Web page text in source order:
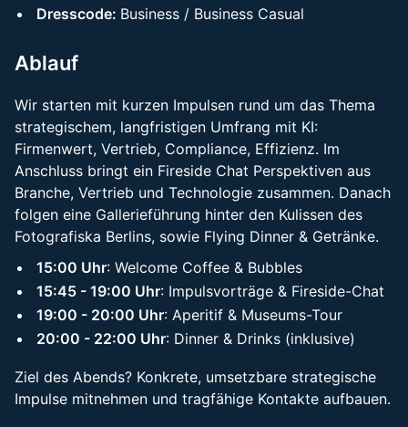
Dresscode: Business / Business Casual
Ablauf
Wir starten mit kurzen Impulsen rund um das Thema
strategischem, langfristigen Umfrang mit KI:
Firmenwert, Vertrieb, Compliance, Effizienz. Im
Anschluss bringt ein Fireside Chat Perspektiven aus
Branche, Vertrieb und Technologie zusammen. Danach
folgen eine Gallerieführung hinter den Kulissen des
Fotografiska Berlins, sowie Flying Dinner & Getränke.
15:00 Uhr: Welcome Coffee & Bubbles
15:45 - 19:00 Uhr: Impulsvorträge & Fireside-Chat
19:00 - 20:00 Uhr: Aperitif & Museums-Tour
20:00 - 22:00 Uhr: Dinner & Drinks (inklusive)
Ziel des Abends? Konkrete, umsetzbare strategische
Impulse mitnehmen und tragfähige Kontakte aufbauen.